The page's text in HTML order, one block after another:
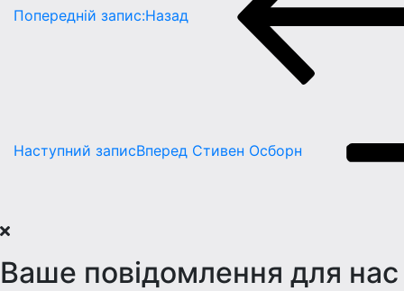
Попередній запис:Назад
Наступний записВперед Стивен Осборн
Ваше повідомлення для нас